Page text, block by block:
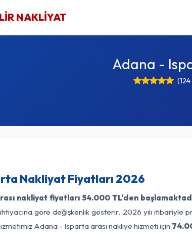
NAKLİYAT
Adana -
Nakliyat Fiyatları 2026
nakliyat fiyatları 54.000 TL'den
göre değişkenlik gösterir. 2026 yılı
Adana - Isparta arası nakliye hizmeti için